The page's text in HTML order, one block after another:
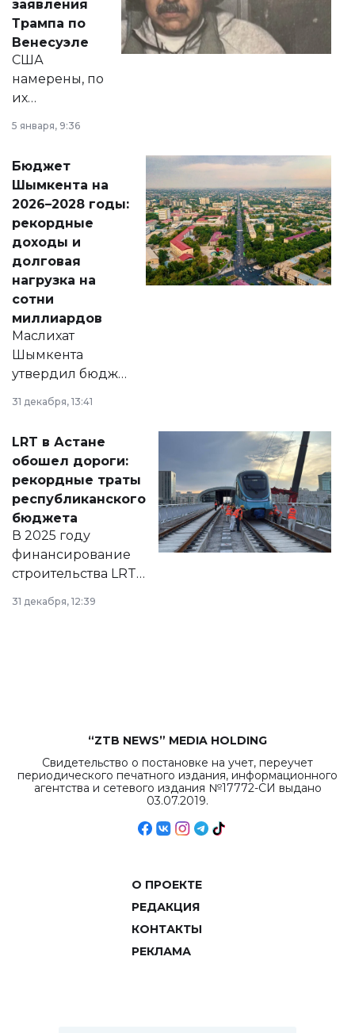
экономики и
личного здоровья.
заявления
Трампа по
Венесуэле
США
намерены, по
их
принести
народу
Венесуэлы.
5 января, 9:36
Бюджет
Шымкента на
2026–2028 годы:
рекордные
доходы и
долговая
нагрузка на
сотни
миллиардов
Маслихат
Шымкента
утвердил бюджет
города на 2026–
2028 годы.
документ
появился в базе
нормативных
правовых актов и
на сайте маслихат
города.
31 декабря, 13:41
LRT в Астане
обошел дороги:
рекордные траты
республиканского
бюджета
В 2025 году
финансирование
строительства LRT
в Астане из
республиканского
31 декабря, 12:39
“ZTB NEWS” MEDIA HOLDING
Свидетельство о постановке на учет, переучет
периодического печатного издания, информационного
агентства и сетевого издания №17772-СИ выдано
03.07.2019.
О ПРОЕКТЕ
РЕДАКЦИЯ
КОНТАКТЫ
РЕКЛАМА